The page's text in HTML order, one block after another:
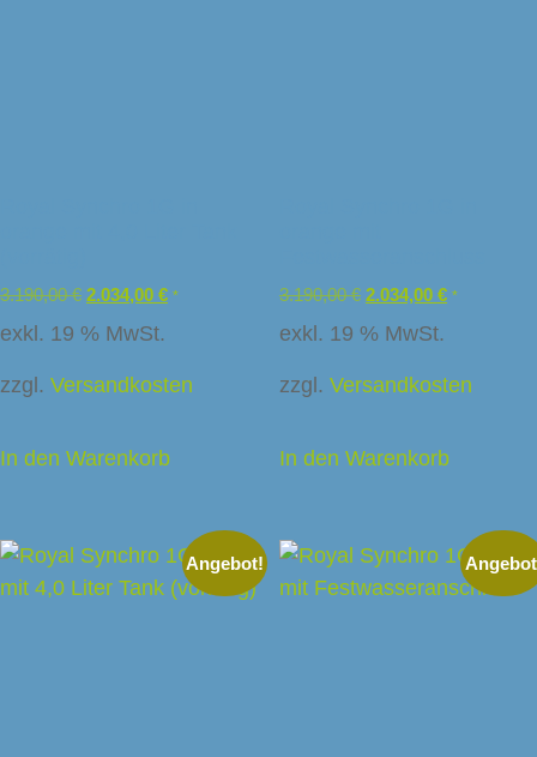
3.190,00€ 2.034,00 € *
exkl. 19 % MwSt.
zzgl. Versandkosten
In den Warenkorb
3.190,00€ 2.034,00 € *
exkl. 19 % MwSt.
zzgl. Versandkosten
In den Warenkorb
Angebot!